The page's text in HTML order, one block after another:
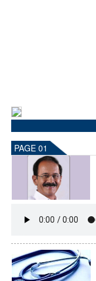
CINEMA
OPINION
PHOTOS
LIFESTYLE
SPIRITUAL
PAGE 01